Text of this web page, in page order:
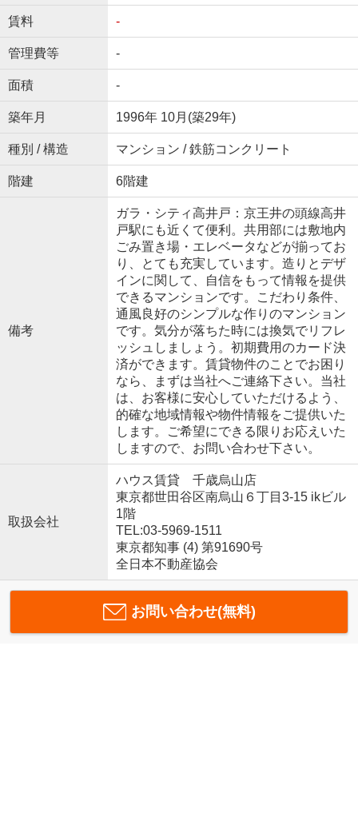
賃料 -
管理費等 -
面積 -
築年月 1996年 10月(築29年)
種別 / 構造 マンション / 鉄筋コンクリート
階建 6階建
備考
ガラ・シティ高井戸：京王井の頭線高井
戸駅にも近くて便利。共用部には敷地内
ごみ置き場・エレベータなどが揃ってお
り、とても充実しています。造りとデザ
インに関して、自信をもって情報を提供
できるマンションです。こだわり条件、
通風良好のシンプルな作りのマンション
です。気分が落ちた時には換気でリフレ
ッシュしましょう。初期費用のカード決
済ができます。賃貸物件のことでお困り
なら、まずは当社へご連絡下さい。当社
は、お客様に安心していただけるよう、
的確な地域情報や物件情報をご提供いた
します。ご希望にできる限りお応えいた
しますので、お問い合わせ下さい。
取扱会社
ハウス賃貸 千歳烏山店
東京都世田谷区南烏山６丁目3-15 ikビル
1階
TEL:03-5969-1511
東京都知事 (4) 第91690号
全日本不動産協会
お問い合わせ(無料)